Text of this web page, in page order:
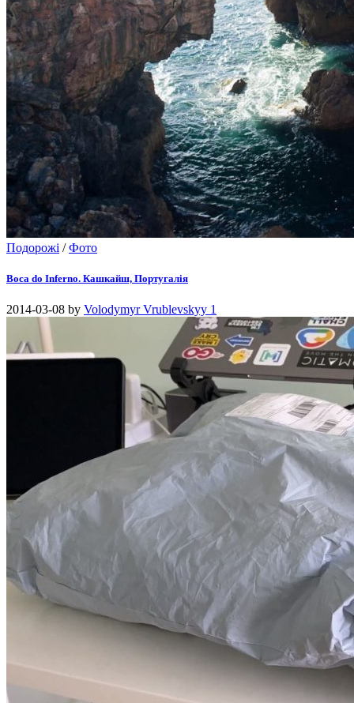
Подорожі /Фото
Boca do Inferno. Кашкайш, Португалія
2014-03-08 by Volodymyr Vrublevskyy 1